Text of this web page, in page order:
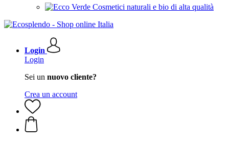
Cosmetici naturali e bio di alta qualità
Login
Login
Sei un nuovo cliente?
Crea un account